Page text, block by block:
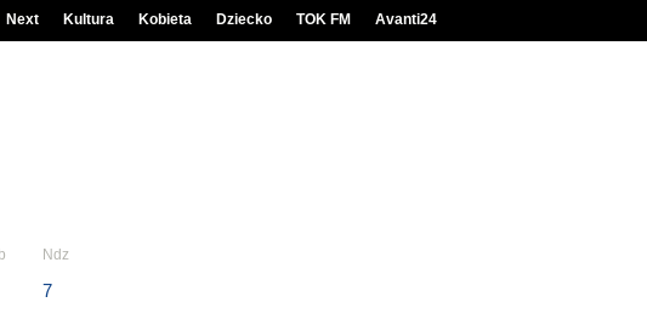
Next Kultura Kobieta Dziecko TOK FM Avanti24
Ndz
7